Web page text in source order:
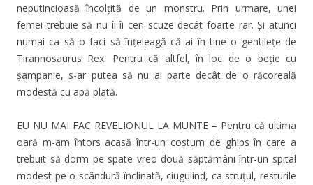
neputincioasă încolțită de un monstru. Prin urmare, unei
femei trebuie să nu îi îi ceri scuze decât foarte rar. Şi atunci
numai ca să o faci să înțeleagă că ai în tine o gentilețe de
Tirannosaurus Rex. Pentru că altfel, în loc de o beție cu
șampanie, s-ar putea să nu ai parte decât de o răcoreală
modestă cu apă plată.
EU NU MAI FAC REVELIONUL LA MUNTE – Pentru că ultima
oară m-am întors acasă într-un costum de ghips în care a
trebuit să dorm pe spate vreo două săptămâni într-un spital
modest pe o scândură înclinată, ciugulind, ca struțul, resturile